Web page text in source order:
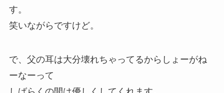
す。
笑いながらですけど。
で、父の耳は大分壊れちゃってるからしょーがね
ーなーって